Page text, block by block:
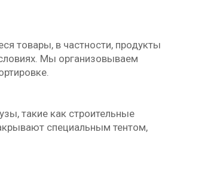
товары, в частности, продукты
Мы организовываем
такие как строительные
специальным тентом,